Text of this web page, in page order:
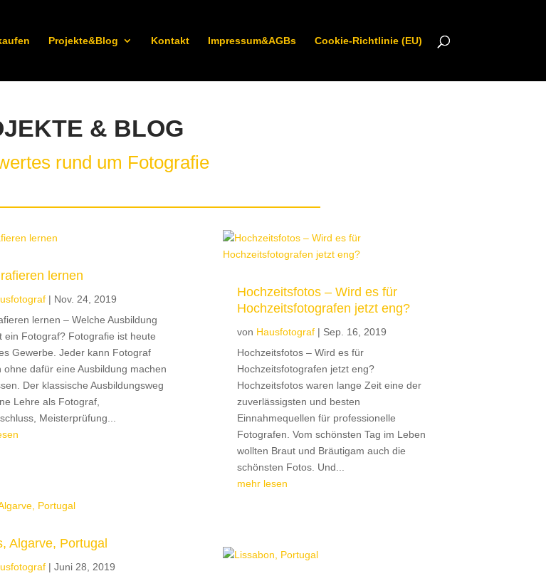
Projekte&Blog Kontakt Impressum&AGBs Cookie-Richtlinie (EU)
& BLOG
rund um Fotografie
lernen
| Nov. 24, 2019
lernen – Welche Ausbildung
ein Fotograf? Fotografie ist heute
Gewerbe. Jeder kann Fotograf
ohne dafür eine Ausbildung machen
Der klassische Ausbildungsweg
Lehre als Fotograf,
Meisterprüfung...
Algarve, Portugal
| Juni 28, 2019
Hochzeitsfotos – Wird es für
Hochzeitsfotografen jetzt eng?
von Hausfotograf| Sep. 16, 2019
Hochzeitsfotos – Wird es für
Hochzeitsfotografen jetzt eng?
Hochzeitsfotos waren lange Zeit eine der
zuverlässigsten und besten
Einnahmequellen für professionelle
Fotografen. Vom schönsten Tag im Leben
wollten Braut und Bräutigam auch die
schönsten Fotos. Und...
mehr lesen